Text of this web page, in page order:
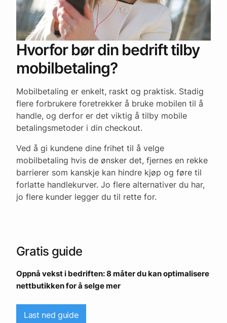
Hvorfor bør din bedrift tilby
mobilbetaling?
Mobilbetaling er enkelt, raskt og praktisk. Stadig
flere forbrukere foretrekker å bruke mobilen til å
handle, og derfor er det viktig å tilby mobile
betalingsmetoder i din checkout.
Ved å gi kundene dine frihet til å velge
mobilbetaling hvis de ønsker det, fjernes en rekke
barrierer som kanskje kan hindre kjøp og føre til
forlatte handlekurver. Jo flere alternativer du har,
jo flere kunder legger du til rette for.
Gratis guide
Oppnå vekst i bedriften: 8 måter du kan optimalisere
nettbutikken for å selge mer
Last ned guide